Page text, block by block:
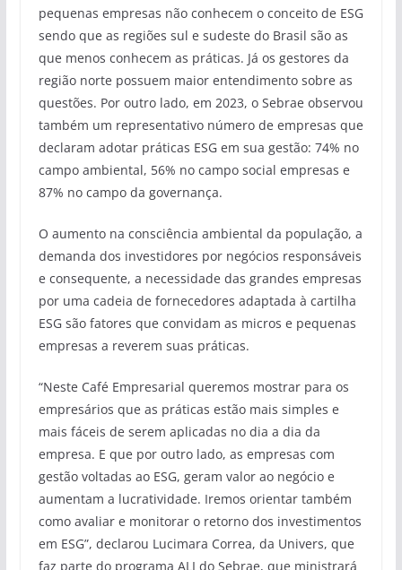
pequenas empresas não conhecem o conceito de ESG
sendo que as regiões sul e sudeste do Brasil são as
que menos conhecem as práticas. Já os gestores da
região norte possuem maior entendimento sobre as
questões. Por outro lado, em 2023, o Sebrae observou
também um representativo número de empresas que
declaram adotar práticas ESG em sua gestão: 74% no
campo ambiental, 56% no campo social empresas e
87% no campo da governança.
O aumento na consciência ambiental da população, a
demanda dos investidores por negócios responsáveis
e consequente, a necessidade das grandes empresas
por uma cadeia de fornecedores adaptada à cartilha
ESG são fatores que convidam as micros e pequenas
empresas a reverem suas práticas.
“Neste Café Empresarial queremos mostrar para os
empresários que as práticas estão mais simples e
mais fáceis de serem aplicadas no dia a dia da
empresa. E que por outro lado, as empresas com
gestão voltadas ao ESG, geram valor ao negócio e
aumentam a lucratividade. Iremos orientar também
como avaliar e monitorar o retorno dos investimentos
em ESG”, declarou Lucimara Correa, da Univers, que
faz parte do programa ALI do Sebrae, que ministrará